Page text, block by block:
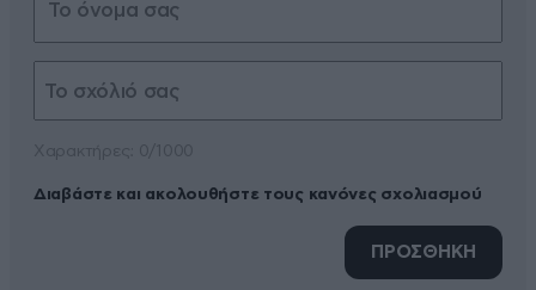
Διαβάστε και ακολουθήστε τους κανόνες σχολιασμού
ΠΡΟΣΘΗΚΗ